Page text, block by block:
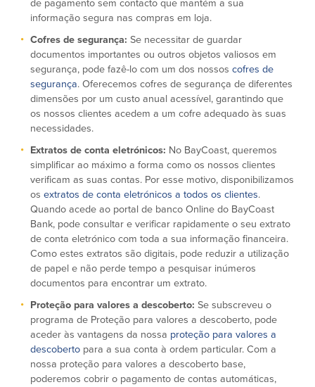
Español
de pagamento sem contacto que mantém a sua
informação segura nas compras em loja.
Cofres de segurança: Se necessitar de guardar
documentos importantes ou outros objetos valiosos em
segurança, pode fazê-lo com um dos nossoscofres de
segurança. Oferecemos cofres de segurança de diferentes
dimensões por um custo anual acessível, garantindo que
os nossos clientes acedem a um cofre adequado às suas
necessidades.
Extratos de conta eletrónicos: No BayCoast, queremos
simplificar ao máximo a forma como os nossos clientes
verificam as suas contas. Por esse motivo, disponibilizamos
osextratos de conta eletrónicos a todos os clientes.
Quando acede ao portal de banco Online do BayCoast
Bank, pode consultar e verificar rapidamente o seu extrato
de conta eletrónico com toda a sua informação financeira.
Como estes extratos são digitais, pode reduzir a utilização
de papel e não perde tempo a pesquisar inúmeros
documentos para encontrar um extrato.
Proteção para valores a descoberto: Se subscreveu o
programa de Proteção para valores a descoberto, pode
aceder às vantagens da nossa proteção para valores a
descoberto para a sua conta à ordem particular. Com a
nossa proteção para valores a descoberto base,
poderemos cobrir o pagamento de contas automáticas,